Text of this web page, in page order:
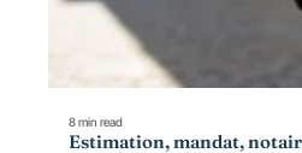
8 min read
Estimation, mandat,